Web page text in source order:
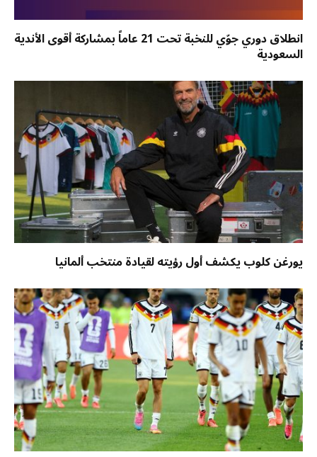
انطلاق دوري جوّي للنخبة تحت 21 عاماً بمشاركة أقوى الأندية
السعودية
يورغن كلوب يكشف أول رؤيته لقيادة منتخب ألمانيا